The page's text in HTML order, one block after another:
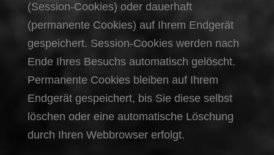
(Session-Cookies) oder dauerhaft
(permanente Cookies) auf Ihrem Endgerät
gespeichert. Session-Cookies werden nach
Ende Ihres Besuchs automatisch gelöscht.
Permanente Cookies bleiben auf Ihrem
Endgerät gespeichert, bis Sie diese selbst
löschen oder eine automatische Löschung
durch Ihren Webbrowser erfolgt.